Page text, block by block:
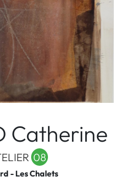
Catherine
08
- Les Chalets